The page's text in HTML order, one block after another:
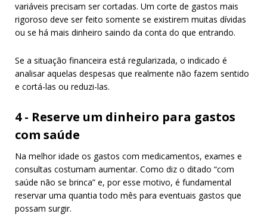
variáveis precisam ser cortadas. Um corte de gastos mais
rigoroso deve ser feito somente se existirem muitas dívidas
ou se há mais dinheiro saindo da conta do que entrando.
Se a situação financeira está regularizada, o indicado é
analisar aquelas despesas que realmente não fazem sentido
e cortá-las ou reduzi-las.
4 - Reserve um dinheiro para gastos
com saúde
Na melhor idade os gastos com medicamentos, exames e
consultas costumam aumentar. Como diz o ditado “com
saúde não se brinca” e, por esse motivo, é fundamental
reservar uma quantia todo mês para eventuais gastos que
possam surgir.